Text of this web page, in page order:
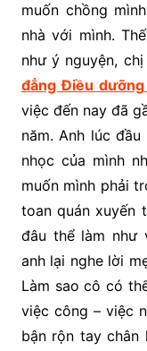
muốn chồng
nhà với mình.
như ý nguyện,
đẳng Điều dưỡng
việc đến nay đã
năm. Anh lúc
nhọc của mình
muốn mình phải
toan quán xuyến
đâu thể làm như
anh lại nghe lời
Làm sao cô có
việc công – việc
bận rộn tay chân